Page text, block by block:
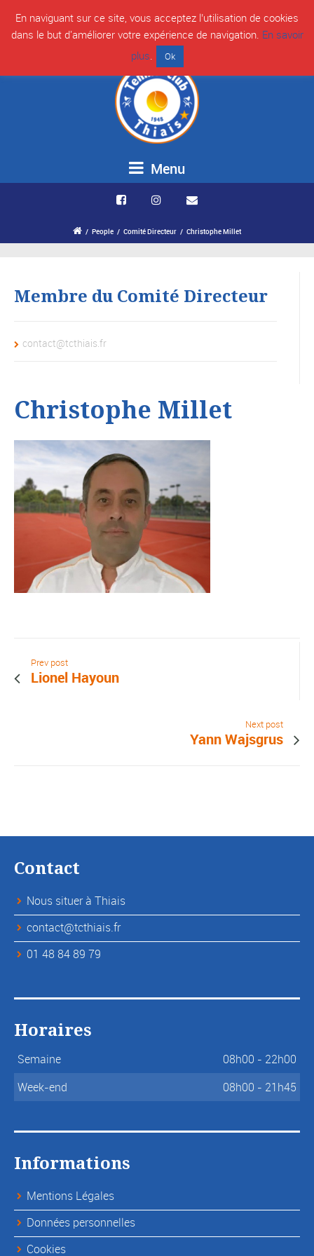
** CHAMPION D'EUROPE DES CLUB 2020 ** Tennis Club de Thiais - Val
de Marne (94) - Partageons notre passion du tennis
Menu
/ People / Comité Directeur / Christophe Millet
Membre du Comité Directeur
contact@tcthiais.fr
Christophe Millet
Prev post
Lionel Hayoun
Next post
Yann Wajsgrus
Contact
Nous situer à Thiais
contact@tcthiais.fr
01 48 84 89 79
Horaires
Semaine
08h00 - 22h00
Week-end
08h00 - 21h45
Informations
Mentions Légales
Données personnelles
Cookies
En naviguant sur ce site, vous acceptez l’utilisation de cookies
dans le but d'améliorer votre expérience de navigation. En savoir
plus. Ok